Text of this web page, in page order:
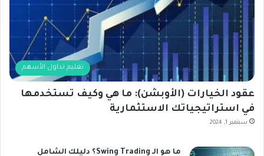
تعليم تداول الأسهم
عقود الخيارات (الأوبشن): ما هي وكيف تستخدمها
في استراتيجياتك الاستثمارية
سبتمبر 1, 2024
ما هو الـ Swing Trading؟ دليلك الشامل